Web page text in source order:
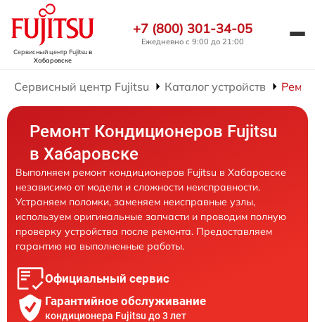
Сервисный центр Fujitsuв
Хабаровске
+7 (800) 301-34-05
Ежедневно с 9:00 до 21:00
Сервисный центр Fujitsu Каталог устройств
Ремонт Кондиционеров Fujitsu
в Хабаровске
Выполняем ремонт кондиционеров Fujitsu в Хабаровске
независимо от модели и сложности неисправности.
Устраняем поломки, заменяем неисправные узлы,
используем оригинальные запчасти и проводим полную
проверку устройства после ремонта. Предоставляем
гарантию на выполненные работы.
Официальный сервис
Гарантийное обслуживание
кондиционера Fujitsu до 3 лет